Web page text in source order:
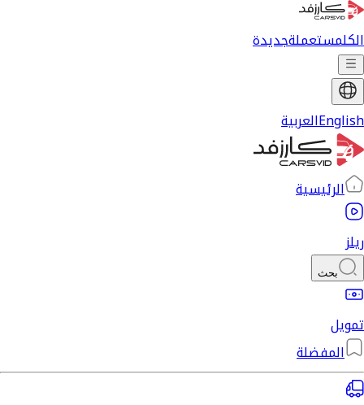
الكلمستعملةجديدة
Englishالعربية
الرئيسية
ريلز
بحث
تمويل
المفضلة